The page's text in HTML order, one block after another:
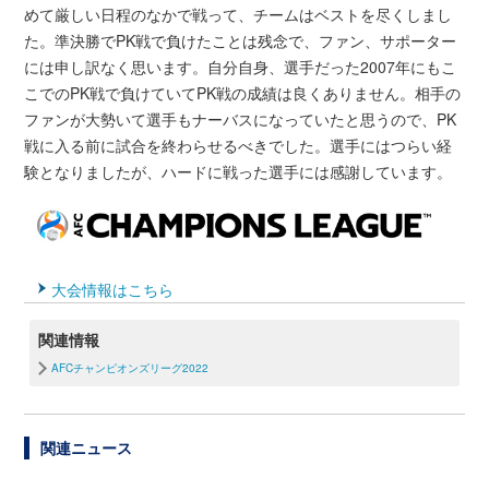
めて厳しい日程のなかで戦って、チームはベストを尽くしまし
た。準決勝でPK戦で負けたことは残念で、ファン、サポーター
には申し訳なく思います。自分自身、選手だった2007年にもこ
こでのPK戦で負けていてPK戦の成績は良くありません。相手の
ファンが大勢いて選手もナーバスになっていたと思うので、PK
戦に入る前に試合を終わらせるべきでした。選手にはつらい経
験となりましたが、ハードに戦った選手には感謝しています。
大会情報はこちら
関連情報
AFCチャンピオンズリーグ2022
関連ニュース